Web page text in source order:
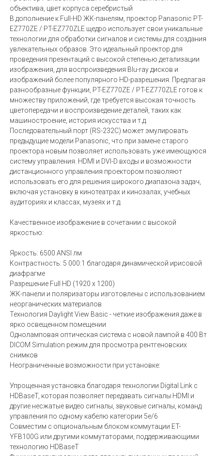
объектива, цвет корпуса серебристый
В дополнение к Full-HD ЖК-панелям, проектор Panasonic PT-
EZ770ZE / PT-EZ770ZLE щедро использует свои уникальные
технологии для обработки сигналов и системы для создания
увлекательных образов. Это идеальный проектор для
проведения презентаций с высокой степенью детализации
изображения, для воспроизведения Blu-ray дисков и
изображений более популярного HD-разрешения. Предлагая
разнообразные функции, PT-EZ770ZE / PT-EZ770ZLE готов к
множеству приложений, где требуется высокая точность
цветопередачи и воспроизведение деталей, таких как
машиностроение, история искусства и т.д.
Последовательный порт (RS-232C) может эмулировать
предыдущие модели Panasonic, что при замене старого
проектора новым позволяет использовать уже имеющуюся
систему управления. HDMI и DVI-D входы и возможности
дистанционного управления проектором позволяют
использовать его для решения широкого диапазона задач,
включая установку в кинотеатрах и кинозалах, учебных
аудиториях и классах, музеях и т.д.
Качественное изображение в сочетании с высокой
яркостью:
Яркость: 6500 ANSI лм
Контрастность: 5 000:1 благодаря динамической ирисовой
диафрагме
Разрешение Full HD (1920 x 1200)
ЖК-панели и поляризаторы изготовлены с использованием
неорганических материалов
Технология Daylight View Basic - четкие изображения даже в
ярко освещенном помещении
Одноламповая оптическая система с новой лампой в 400 Вт
DICOM Simulation режим для просмотра рентгеновских
снимков
Неограниченные возможности при установке:
Упрощенная установка благодаря технологии Digital Link c
HDBaseT, которая позволяет передавать сигналы HDMI и
другие несжатые видео сигналы, звуковые сигналы, команд
управления по одному кабелю категории 5e/6
Совместим с опциональным блоком коммутации ET-
YFB100G или другими коммутаторами, поддерживающими
технологию HDBaseT